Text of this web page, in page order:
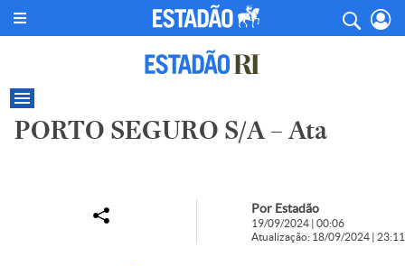
PORTO SEGURO S/A – Ata
Por Estadão
19/09/2024 | 00:06
Atualização: 18/09/2024 | 23:11